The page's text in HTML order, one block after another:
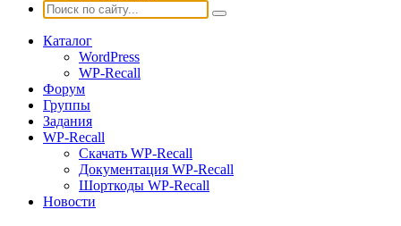
Каталог
WordPress
WP-Recall
Форум
Группы
Задания
WP-Recall
Скачать WP-Recall
Документация WP-Recall
Шорткоды WP-Recall
Новости